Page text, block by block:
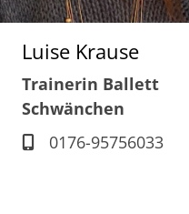
Luise Krause
Trainerin Ballett
Schwänchen
0176-95756033